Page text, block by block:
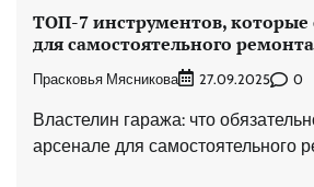
ТОП-7 инструментов, которые
для самостоятельного
Прасковья Мясникова 27.09.2025 0
Властелин гаража: что
арсенале для самостоятельного